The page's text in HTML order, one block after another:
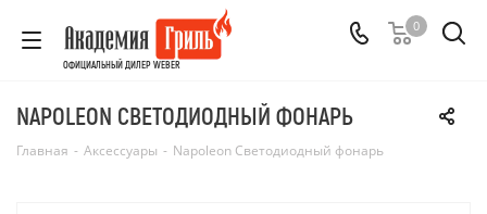
ОФИЦИАЛЬНЫЙ ДИЛЕР WEBER
0
NAPOLEON СВЕТОДИОДНЫЙ ФОНАРЬ
Главная - Аксессуары - Napoleon Светодиодный фонарь